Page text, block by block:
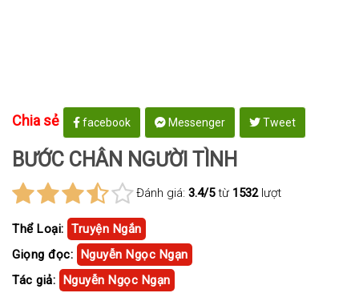
Chia sẻ facebook Messenger Tweet
BƯỚC CHÂN NGƯỜI TÌNH
Đánh giá: 3.4/5từ 1532lượt
Thể Loại: Truyện Ngắn
Giọng đọc: Nguyễn Ngọc Ngạn
Tác giả: Nguyễn Ngọc Ngạn